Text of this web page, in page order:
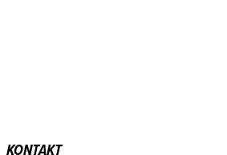
KONTAKT